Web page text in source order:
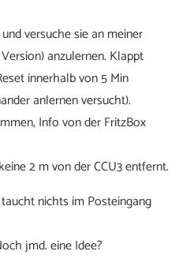
versuche sie an meiner
anzulernen. Klappt
innerhalb von 5 Min
anlernen versucht).
Info von der FritzBox
2 m von der CCU3 entfernt.
nichts im Posteingang
jmd. eine Idee?